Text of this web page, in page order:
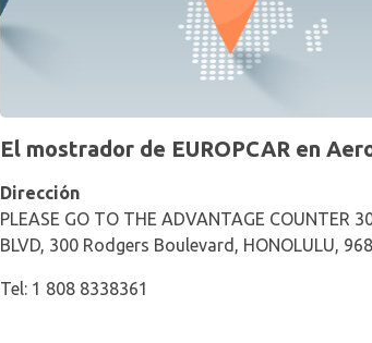
El mostrador de EUROPCAR en
Dirección
PLEASE GO TO THE ADVANTAGE COUNTER
BLVD, 300 Rodgers Boulevard, HONOLULU,
Tel: 1 808 8338361